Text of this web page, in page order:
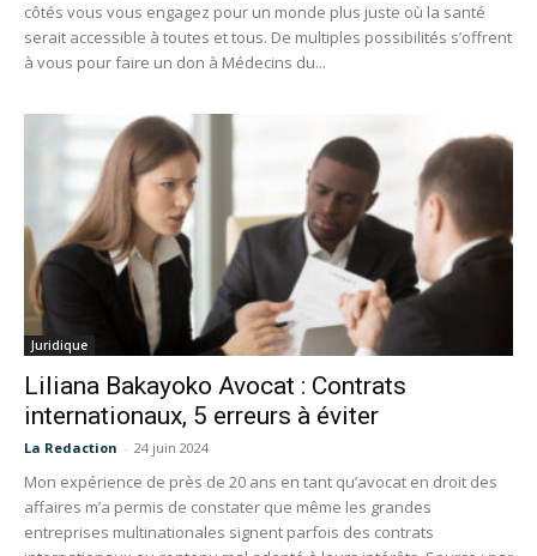
côtés vous vous engagez pour un monde plus juste où la santé
serait accessible à toutes et tous. De multiples possibilités s’offrent
à vous pour faire un don à Médecins du...
Juridique
Liliana Bakayoko Avocat : Contrats
internationaux, 5 erreurs à éviter
La Redaction - 24 juin 2024
Mon expérience de près de 20 ans en tant qu’avocat en droit des
affaires m’a permis de constater que même les grandes
entreprises multinationales signent parfois des contrats